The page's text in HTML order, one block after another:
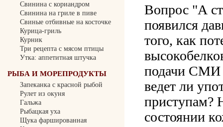
Свинина с кориандром
Свинина на гриле в пиве
Свиные отбивные на косточке
Курица-гриль
Курник
Три рецепта с мясом птицы
Утка: аппетитная штучка
РЫБА И МОРЕПРОДУКТЫ
Запеканка с красной рыбой
Рулет из окуня
Гальжа
Рыбацкая уха
Щука фаршированная
Вопрос "А
появился
того, как
подачи СМИ
ведет ли
приступам?
состоянии